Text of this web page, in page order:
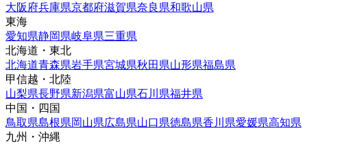
大阪府兵庫県京都府滋賀県奈良県和歌山県
東海
愛知県静岡県岐阜県三重県
北海道・東北
北海道青森県岩手県宮城県秋田県山形県福島県
甲信越・北陸
山梨県長野県新潟県富山県石川県福井県
中国・四国
鳥取県島根県岡山県広島県山口県徳島県香川県愛媛県高知県
九州・沖縄